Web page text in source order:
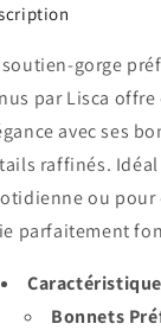
soutien-gorge
par Lisca
avec ses
raffinés.
ou pour
parfaitement
Bonnets